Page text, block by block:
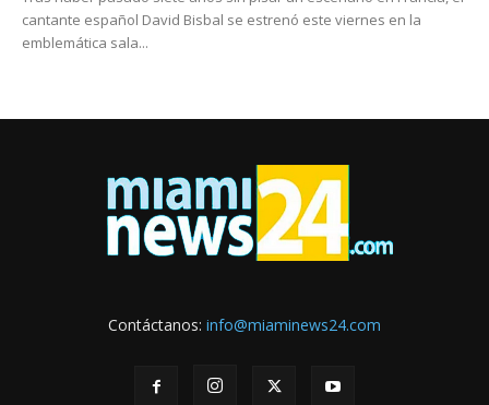
cantante español David Bisbal se estrenó este viernes en la
emblemática sala...
Contáctanos: info@miaminews24.com